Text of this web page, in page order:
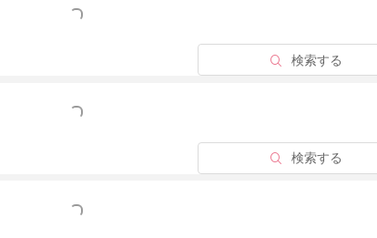
もっと見る
検索する
もっと見る
検索する
もっと見る